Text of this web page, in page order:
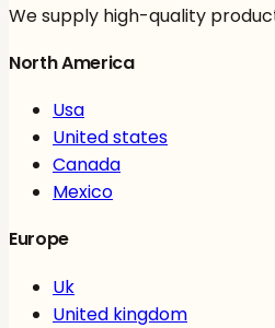
We supply high-quality
North America
Usa
United states
Canada
Mexico
Europe
Uk
United kingdom